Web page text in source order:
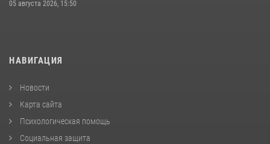
05 августа 2026, 15:50
НАВИГАЦИЯ
Новости
Карта сайта
Психологическая помощь
Социальная защита